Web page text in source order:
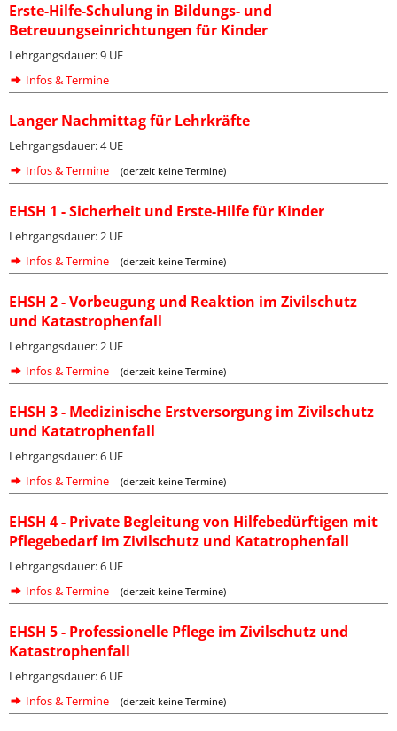
Erste-Hilfe-Schulung in Bildungs- und
Betreuungseinrichtungen für Kinder
Lehrgangsdauer: 9 UE
Infos & Termine
Langer Nachmittag für Lehrkräfte
Lehrgangsdauer: 4 UE
Infos & Termine
(derzeit keine Termine)
EHSH 1 - Sicherheit und Erste-Hilfe für Kinder
Lehrgangsdauer: 2 UE
Infos & Termine
(derzeit keine Termine)
EHSH 2 - Vorbeugung und Reaktion im Zivilschutz
und Katastrophenfall
Lehrgangsdauer: 2 UE
Infos & Termine
(derzeit keine Termine)
EHSH 3 - Medizinische Erstversorgung im Zivilschutz
und Katatrophenfall
Lehrgangsdauer: 6 UE
Infos & Termine
(derzeit keine Termine)
EHSH 4 - Private Begleitung von Hilfebedürftigen mit
Pflegebedarf im Zivilschutz und Katatrophenfall
Lehrgangsdauer: 6 UE
Infos & Termine
(derzeit keine Termine)
EHSH 5 - Professionelle Pflege im Zivilschutz und
Katastrophenfall
Lehrgangsdauer: 6 UE
Infos & Termine
(derzeit keine Termine)